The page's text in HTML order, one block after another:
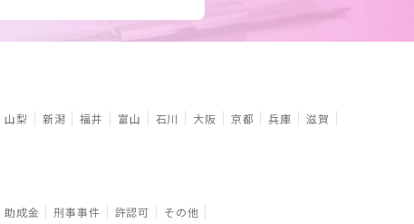
山梨 新潟 福井 富山 石川 大阪 京都 兵庫
滋賀
助成金 刑事事件 許認可 その他